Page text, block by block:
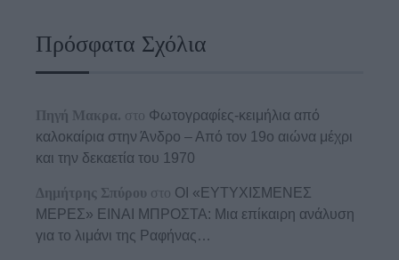
Πρόσφατα Σχόλια
Πηγή Μακρα. στο Φωτογραφίες-κειμήλια από
καλοκαίρια στην Άνδρο – Από τον 19ο αιώνα μέχρι
και την δεκαετία του 1970
Δημήτρης Σπύρου στο ΟΙ «ΕΥΤΥΧΙΣΜΕΝΕΣ
ΜΕΡΕΣ» ΕΙΝΑΙ ΜΠΡΟΣΤΑ: Μια επίκαιρη ανάλυση
για το λιμάνι της Ραφήνας…